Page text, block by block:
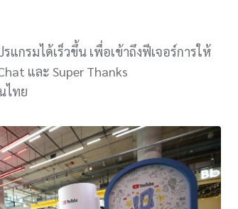
แกรมได้เร็วขึ้น เพื่อเข้าถึงฟีเจอร์การให้
และ Super Thanks
ไทย